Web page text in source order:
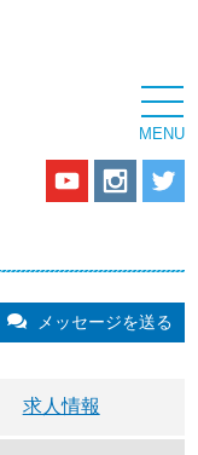
メッセージを送る
求人情報